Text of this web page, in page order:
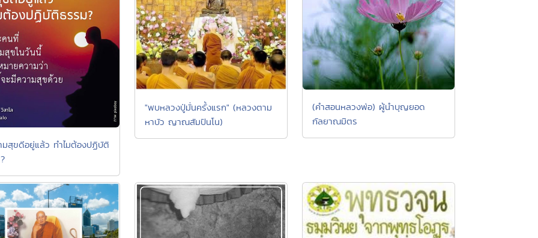
มสุขดีอยู่แล้ว ทำไมต้องปฏิบัติ
"พบหลวงปู่มั่นครั้งแรก" (หลวงตาม
หาบัว ญาณสัมปันโน)
(คำสอนหลวงพ่อ) ผู้นำบุญยอด
กัลยาณมิตร